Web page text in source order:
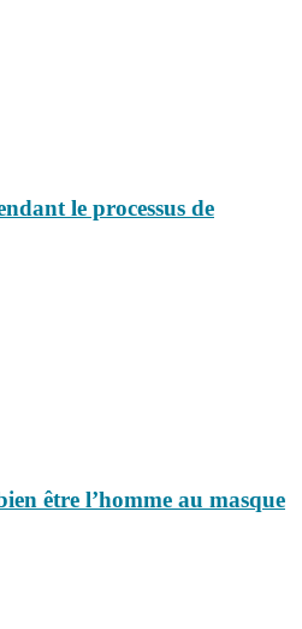
le processus de
être l’homme au masque